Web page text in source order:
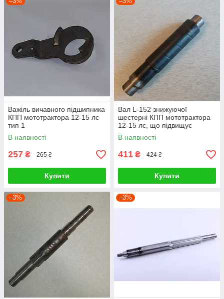
Важіль вичавного підшипника
КПП мототрактора 12-15 лс
тип 1
В наявності
257 ₴ 265 ₴
Купити
Вал L-152 знижуючої
шестерні КПП мототрактора
12-15 лс, що підвищує
В наявності
411 ₴ 424 ₴
Купити
–3% –3%